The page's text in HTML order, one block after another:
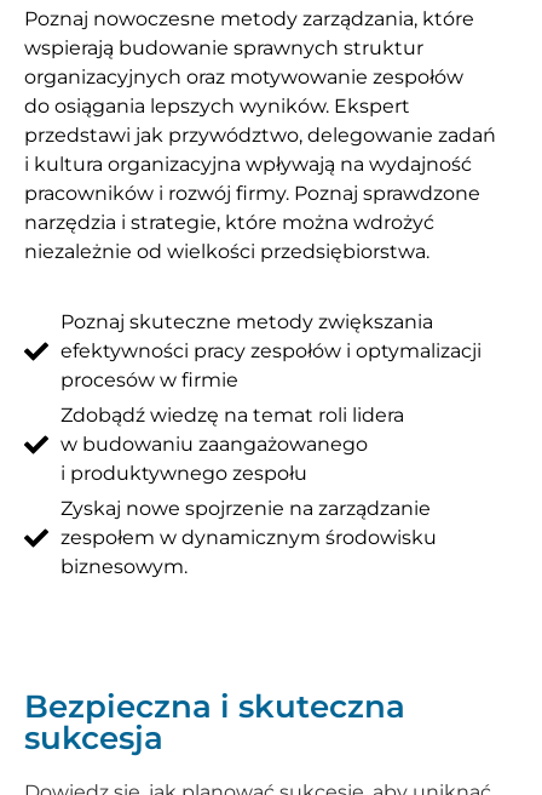
Poznaj nowoczesne metody zarządzania, które
wspierają budowanie sprawnych struktur
organizacyjnych oraz motywowanie zespołów
do osiągania lepszych wyników. Ekspert
przedstawi jak przywództwo, delegowanie zadań
i kultura organizacyjna wpływają na wydajność
pracowników i rozwój firmy. Poznaj sprawdzone
narzędzia i strategie, które można wdrożyć
niezależnie od wielkości przedsiębiorstwa.
Poznaj skuteczne metody zwiększania
efektywności pracy zespołów i optymalizacji
procesów w firmie
Zdobądź wiedzę na temat roli lidera
w budowaniu zaangażowanego
i produktywnego zespołu
Zyskaj nowe spojrzenie na zarządzanie
zespołem w dynamicznym środowisku
biznesowym.
Bezpieczna i skuteczna
sukcesja